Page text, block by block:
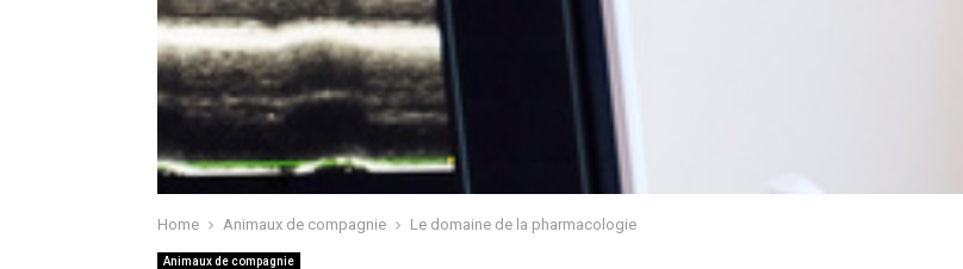
Home Animaux de compagnie Le domaine de la pharmacologie
Animaux de compagnie